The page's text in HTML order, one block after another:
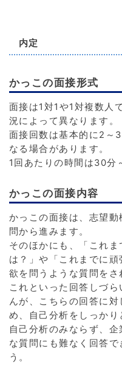
内定
かっこの面接形式
面接は1対1や1対複数人
況によって異なります。
面接回数は基本的に2～
なる場合があります。
1回あたりの時間は30分
かっこの面接内容
かっこの面接は、志望
問から進みます。
そのほかにも、「これ
は？」や「これまでに
欲を問うような質問をさ
これといった回答しづ
んが、こちらの回答に
め、自己分析をしっかり
自己分析のみならず、
な質問にも難なく回答
う。